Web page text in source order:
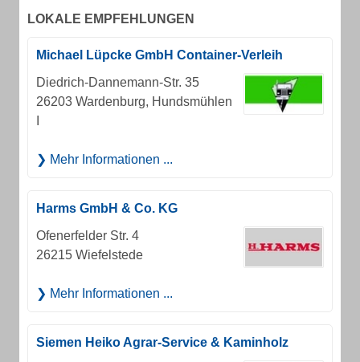
LOKALE EMPFEHLUNGEN
Michael Lüpcke GmbH Container-Verleih
Diedrich-Dannemann-Str. 35
26203 Wardenburg, Hundsmühlen
Mehr Informationen ...
Harms GmbH & Co. KG
Ofenerfelder Str. 4
26215 Wiefelstede
Mehr Informationen ...
Siemen Heiko Agrar-Service & Kaminholz